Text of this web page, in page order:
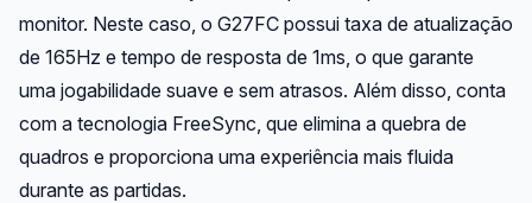
monitor. Neste caso, o G27FC possui taxa de atualização
de 165Hz e tempo de resposta de 1ms, o que garante
uma jogabilidade suave e sem atrasos. Além disso, conta
com a tecnologia FreeSync, que elimina a quebra de
quadros e proporciona uma experiência mais fluida
durante as partidas.